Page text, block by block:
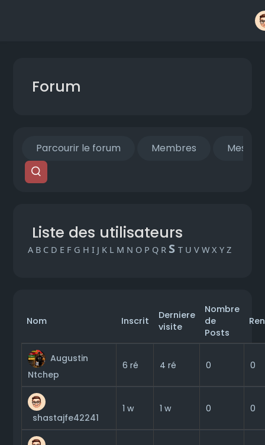
Forum
Parcourir le forum Membres Mes fils
Liste des utilisateurs
A B C D E F G H I J K L M N O P Q R S T U V W X Y Z
Nom Inscrit
Derniere
visite
Nombre
de
Posts
Augustin
Ntchep
6 ré 4 ré 0 0
shastajfe42241
1 w 1 w 0 0